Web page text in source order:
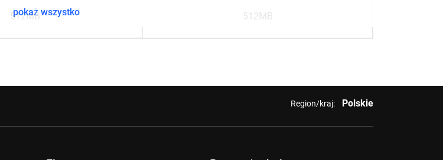
512MB 512MB
pokaż wszystko
Region/kraj: Polskie